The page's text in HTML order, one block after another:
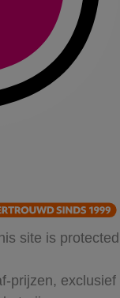
site is protected
prijzen, exclusief